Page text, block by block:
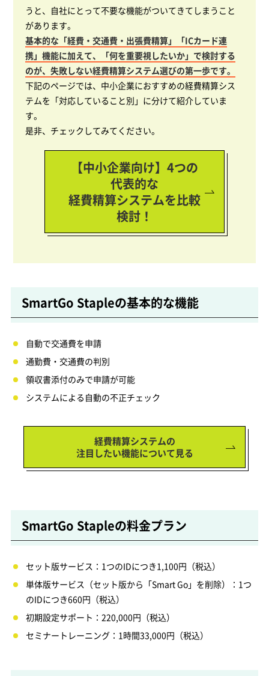
うと、自社にとって不要な機能がついてきてしまうこと
があります。
基本的な「経費・交通費・出張費精算」「ICカード連
携」機能に加えて、「何を重要視したいか」で検討する
のが、失敗しない経費精算システム選びの第一歩です。
下記のページでは、中小企業におすすめの経費精算シス
テムを「対応していること別」に分けて紹介していま
す。
是非、チェックしてみてください。
【中小企業向け】4つの
代表的な
経費精算システムを比較
検討！
SmartGo Stapleの基本的な機能
自動で交通費を申請
通勤費・交通費の判別
領収書添付のみで申請が可能
システムによる自動の不正チェック
経費精算システムの
注目したい機能について見る
SmartGo Stapleの料金プラン
セット版サービス：1つのIDにつき1,100円（税込）
単体版サービス（セット版から「Smart Go」を削除）：1つ
のIDにつき660円（税込）
初期設定サポート：220,000円（税込）
セミナートレーニング：1時間33,000円（税込）